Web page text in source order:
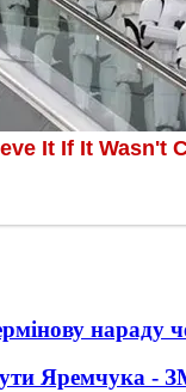
нараду
Яремчука -